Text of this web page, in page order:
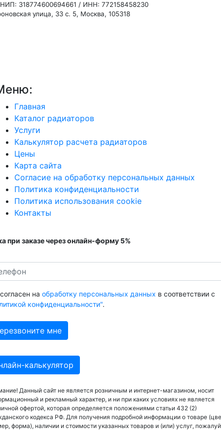
318774600694661 / ИНН: 772158458230
улица, 33 с. 5, Москва, 105318
Главная
Каталог радиаторов
Услуги
Калькулятор расчета радиаторов
Цены
Карта сайта
Согласие на обработку персональных данных
Политика конфиденциальности
Политика использования cookie
Контакты
при заказе через онлайн-форму 5%
на обработку персональных данных в соответствии с
конфиденциальности".
калькулятор
Данный сайт не является розничным и интернет-магазином, носит
и рекламный характер, и ни при каких условиях не является
офертой, которая определяется положениями статьи 432 (2)
кодекса РФ. Для получения подробной информации о товаре
форма), наличии и стоимости указанных товаров и (или) услуг,